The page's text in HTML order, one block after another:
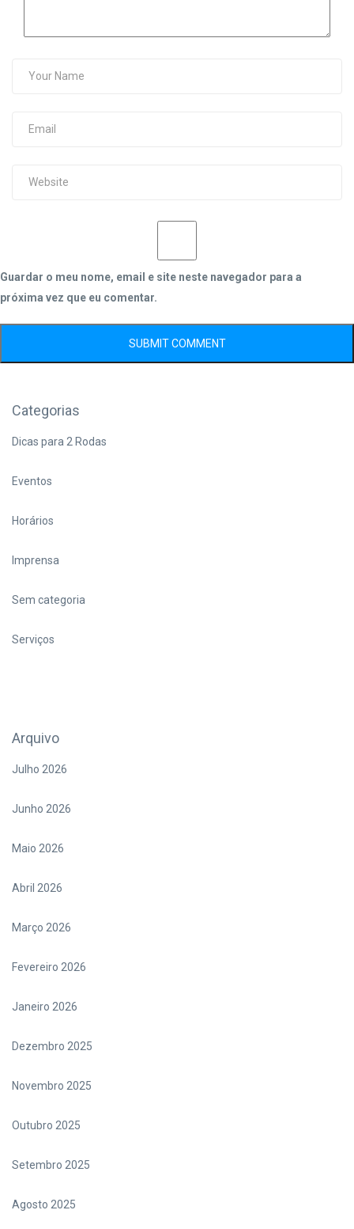
Guardar o meu nome, email e site neste navegador para a
próxima vez que eu comentar.
Categorias
Dicas para 2 Rodas
Eventos
Horários
Imprensa
Sem categoria
Serviços
Arquivo
Julho 2026
Junho 2026
Maio 2026
Abril 2026
Março 2026
Fevereiro 2026
Janeiro 2026
Dezembro 2025
Novembro 2025
Outubro 2025
Setembro 2025
Agosto 2025